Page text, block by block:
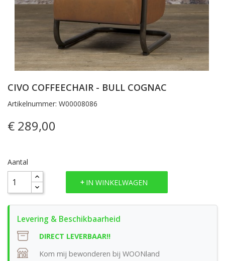
CIVO COFFEECHAIR - BULL COGNAC
Artikelnummer: W00008086
€ 289,00
Aantal
IN WINKELWAGEN
DIRECT LEVERBAAR!!
Kom mij bewonderen bij WOONland